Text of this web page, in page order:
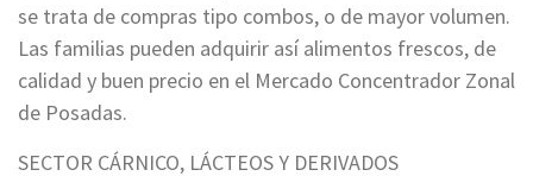
se trata de compras tipo combos, o de mayor volumen.
Las familias pueden adquirir así alimentos frescos, de
calidad y buen precio en el Mercado Concentrador Zonal
de Posadas.
SECTOR CÁRNICO, LÁCTEOS Y DERIVADOS